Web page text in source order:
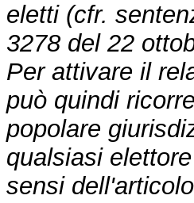
eletti (cfr.
3278 del 22
Per attivare il
può quindi
popolare
qualsiasi
sensi